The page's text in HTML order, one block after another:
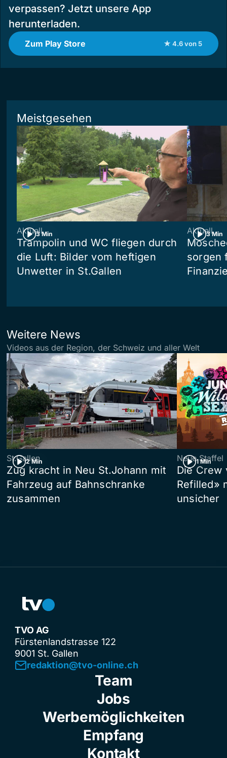
verpassen? Jetzt unsere App
herunterladen.
Zum Play Store ★ 4.6 von 5
Meistgesehen
3 Min
Aktuell
Trampolin und WC fliegen durch
die Luft: Bilder vom heftigen
Unwetter in St.Gallen
3 Min
Aktuell
sorgen
Weitere News
Videos aus der Region, der Schweiz und aller Welt
2 Min
St.Gallen
Zug kracht in Neu St.Johann mit
Fahrzeug auf Bahnschranke
zusammen
1 Min
Neue Staffel
Die Crew
Refilled»
unsicher
TVO AG
Fürstenlandstrasse 122
9001 St. Gallen
redaktion@tvo-online.ch
Team
Jobs
Werbemöglichkeiten
Empfang
Kontakt